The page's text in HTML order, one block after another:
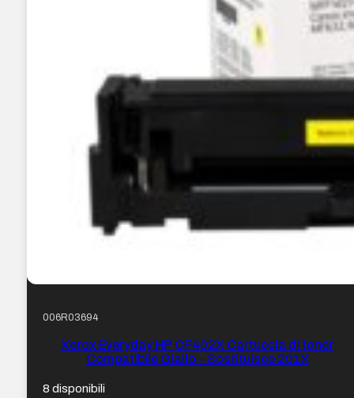
006R03694
Xerox Everyday HP CF402X Cartuccia di toner
Compatibile Giallo – Sostituisce 201X
8 disponibili